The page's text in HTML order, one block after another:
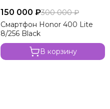
150 000 ₽300 000 ₽
Смартфон Honor 400 Lite
8/256 Black
В корзину